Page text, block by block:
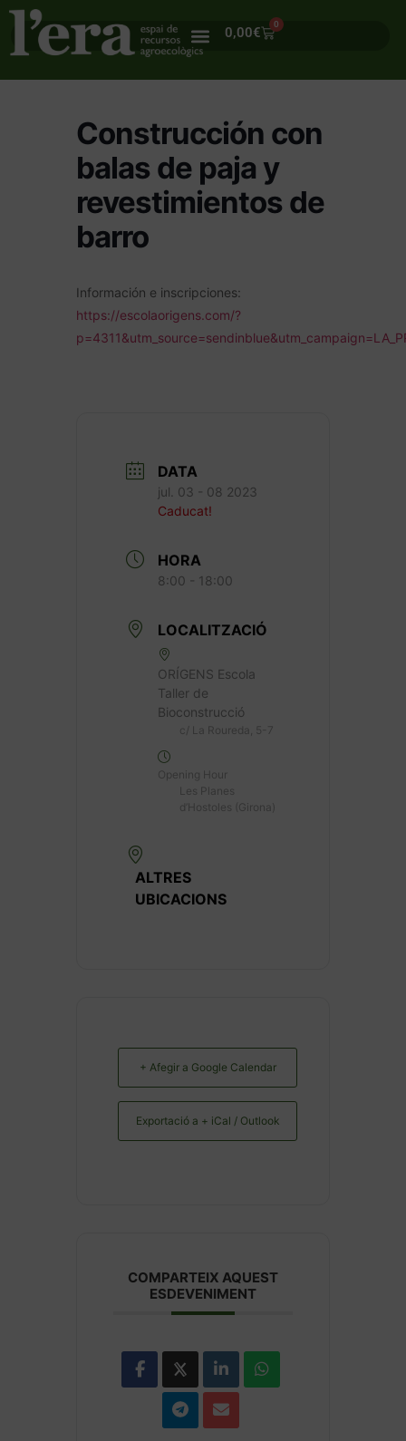
0,00€
0
Construcción con
balas de paja y
revestimientos de
barro
Información e inscripciones:
https://escolaorigens.com/?
DATA
jul. 03 - 08 2023
Caducat!
HORA
8:00 - 18:00
LOCALITZACIÓ
ORÍGENS Escola
Taller de
Bioconstrucció
c/ La Roureda, 5-7
Opening Hour
Les Planes
d’Hostoles (Girona)
ALTRES
UBICACIONS
+ Afegir a Google Calendar
Exportació a + iCal / Outlook
COMPARTEIX AQUEST
ESDEVENIMENT